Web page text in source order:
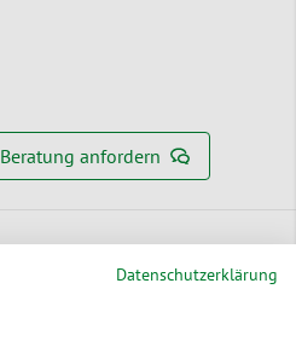
Beratung anfordern
Datenschutzerklärung